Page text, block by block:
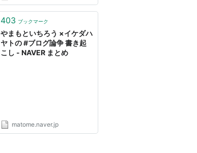
403 ブックマーク
やまもといちろう ×イケダハ
ヤトの #ブログ論争 書き起
こし - NAVER まとめ
matome.naver.jp